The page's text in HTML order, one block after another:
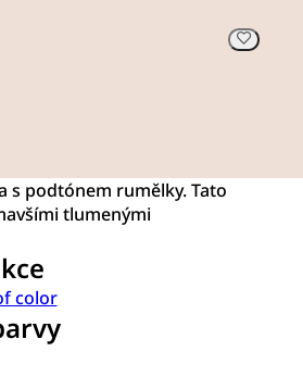
s podtónem rumělky. Tato
tlumenými
color